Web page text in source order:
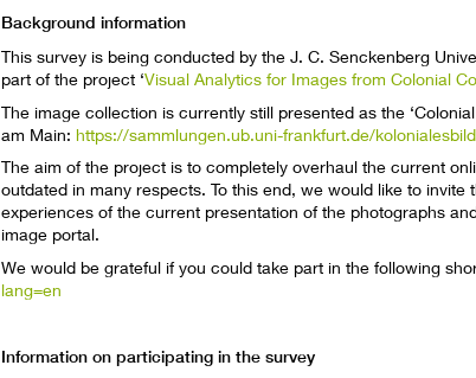
Background information
This survey is being conducted by the J. C. Senckenberg
part of the project ‘Visual Analytics for Images from Colonial
The image collection is currently still presented as the
am Main:https://sammlungen.ub.uni-frankfurt.de/
The aim of the project is to completely overhaul the current
outdated in many respects. To this end, we would like to
experiences of the current presentation of the photographs
image portal.
We would be grateful if you could take part in the following
lang=en
Information on participating in the survey